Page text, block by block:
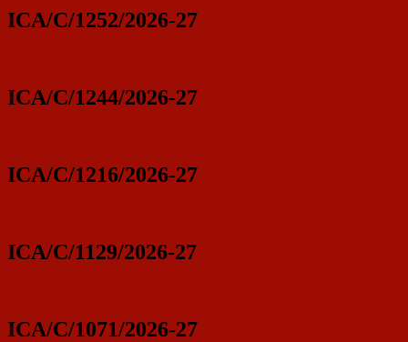
ICA/C/1252/2026-27
ICA/C/1244/2026-27
ICA/C/1216/2026-27
ICA/C/1129/2026-27
ICA/C/1071/2026-27